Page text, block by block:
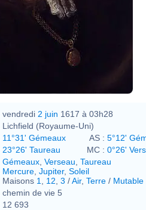
vendredi 2 juin 1617 à 03h28
Lichfield (Royaume-Uni)
11°31' Gémeaux AS : 5°12'
23°26' Taureau MC : 0°26'
Gémeaux Verseau Taureau
Mercure Jupiter, Soleil
Maisons 1 12 3 /Air, Terre / Mutable
chemin de vie 5
12 693